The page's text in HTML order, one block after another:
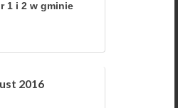
1 i 2 w gminie
2016